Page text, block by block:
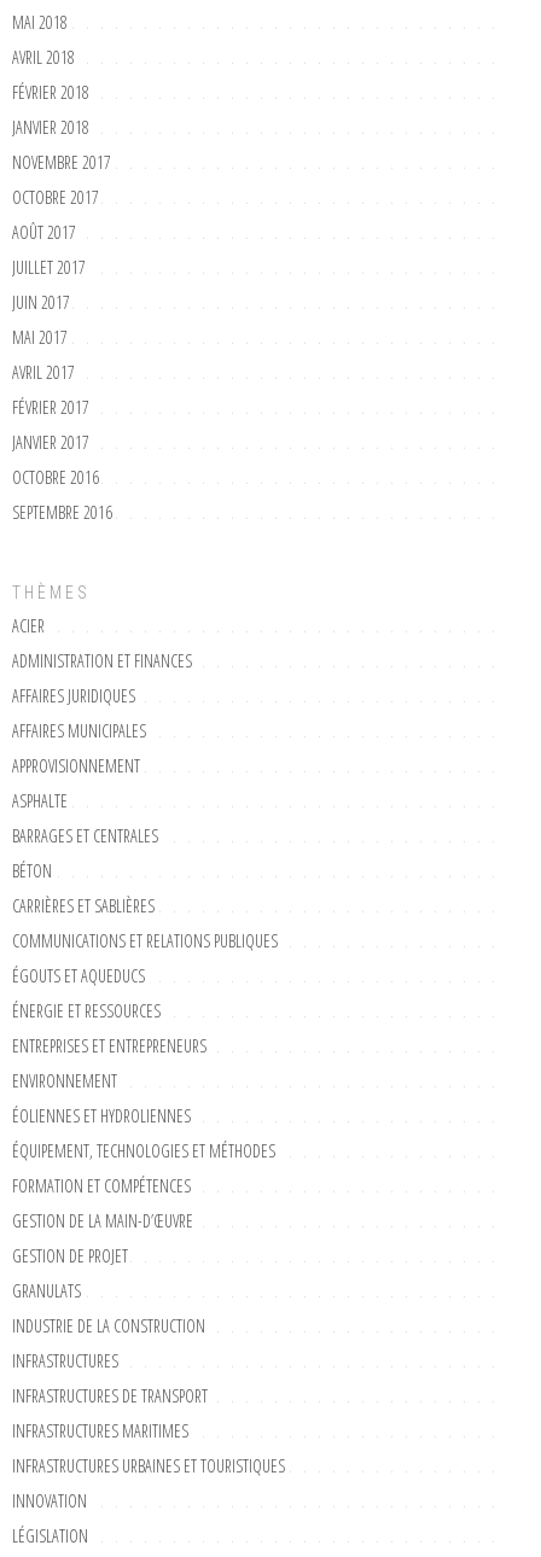
MAI 2018
AVRIL 2018
FÉVRIER 2018
JANVIER 2018
NOVEMBRE 2017
OCTOBRE 2017
AOÛT 2017
JUILLET 2017
JUIN 2017
MAI 2017
AVRIL 2017
FÉVRIER 2017
JANVIER 2017
OCTOBRE 2016
SEPTEMBRE 2016
THÈMES
ACIER
ADMINISTRATION ET FINANCES
AFFAIRES JURIDIQUES
AFFAIRES MUNICIPALES
APPROVISIONNEMENT
ASPHALTE
BARRAGES ET CENTRALES
BÉTON
CARRIÈRES ET SABLIÈRES
COMMUNICATIONS ET RELATIONS PUBLIQUES
ÉGOUTS ET AQUEDUCS
ÉNERGIE ET RESSOURCES
ENTREPRISES ET ENTREPRENEURS
ENVIRONNEMENT
ÉOLIENNES ET HYDROLIENNES
ÉQUIPEMENT, TECHNOLOGIES ET MÉTHODES
FORMATION ET COMPÉTENCES
GESTION DE LA MAIN-D’ŒUVRE
GESTION DE PROJET
GRANULATS
INDUSTRIE DE LA CONSTRUCTION
INFRASTRUCTURES
INFRASTRUCTURES DE TRANSPORT
INFRASTRUCTURES MARITIMES
INFRASTRUCTURES URBAINES ET TOURISTIQUES
INNOVATION
LÉGISLATION